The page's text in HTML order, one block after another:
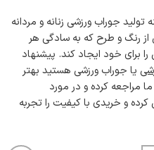
جوراب ورزشی زنانه و مردانه
از رنگ و طرح که به سادگی هر
برای خود ایجاد کند. پیشنهاد
یا جوراب ورزشی هستید بهتر
کرده و در مورد
و خریدی با کیفیت را تجربه